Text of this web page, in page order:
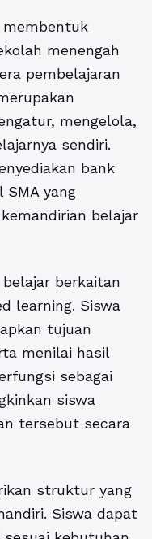
membentuk
menengah
pembelajaran
mengelola,
sendiri.
bank
SMA yang
belajar
berkaitan
learning. Siswa
tujuan
menilai hasil
sebagai
siswa
tersebut secara
struktur yang
Siswa dapat